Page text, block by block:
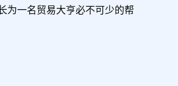
为一名贸易大亨必不可少的帮